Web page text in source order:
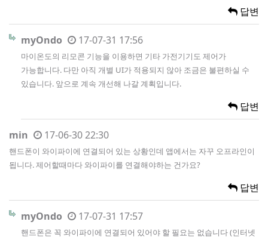
답변
myOndo 17-07-31 17:56
마이온도의 리모콘 기능을 이용하면 기타 가전기기도 제어가
가능합니다. 다만 아직 개별 UI가 적용되지 않아 조금은 불편하실 수
있습니다. 앞으로 계속 개선해 나갈 계획입니다.
답변
min 17-06-30 22:30
핸드폰이 와이파이에 연결되어 있는 상황인데 앱에서는 자꾸 오프라인이
됩니다. 제어할때마다 와이파이를 연결해야하는 건가요?
답변
myOndo 17-07-31 17:57
핸드폰은 꼭 와이파이에 연결되어 있어야 할 필요는 없습니다 (인터넷